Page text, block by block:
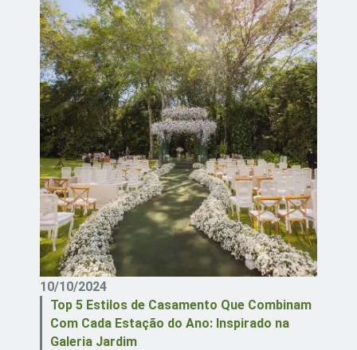
10/10/2024
Top 5 Estilos de Casamento Que Combinam
Com Cada Estação do Ano: Inspirado na
Galeria Jardim